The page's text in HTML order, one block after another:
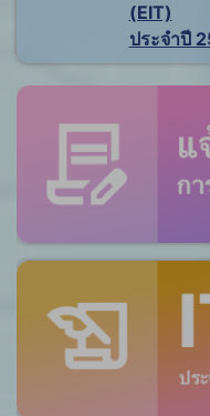
(EIT)
ประจำปี